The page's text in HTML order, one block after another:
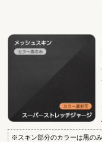
※スキン部分のカラーは黒のみ